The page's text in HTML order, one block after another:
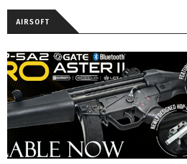
AIRSOFT